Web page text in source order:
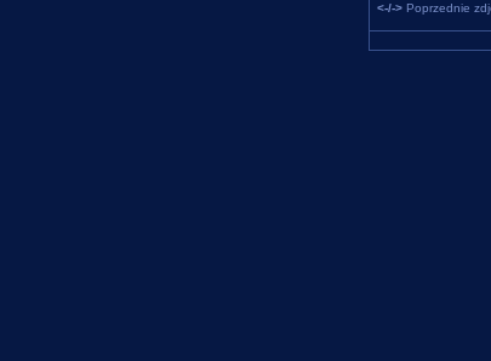
<-/->Poprzednie